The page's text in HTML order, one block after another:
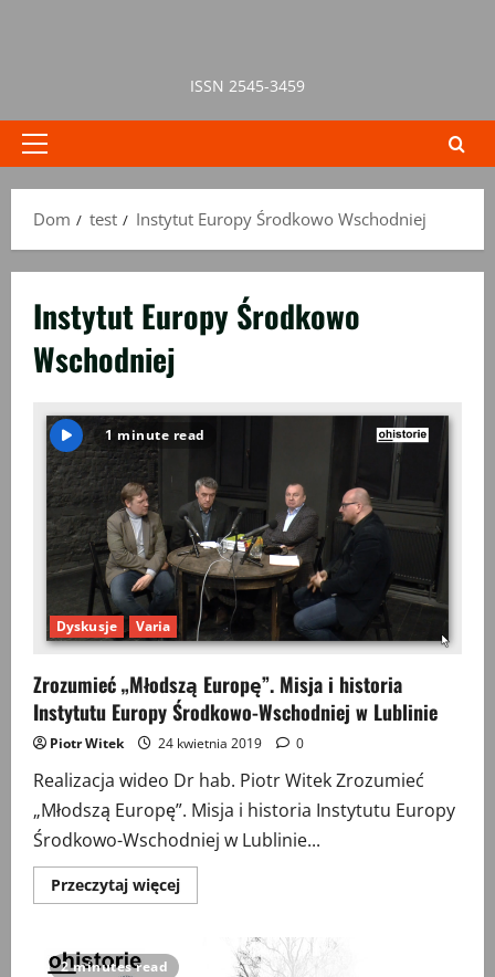
ISSN 2545-3459
Menu
Dom
test Instytut Europy Środkowo Wschodniej
Instytut Europy Środkowo
Wschodniej
1 minute read
Dyskusje Varia
Zrozumieć „Młodszą Europę”. Misja i historia
Instytutu Europy Środkowo-Wschodniej w Lublinie
Piotr Witek 24 kwietnia 2019 0
Realizacja wideo Dr hab. Piotr Witek Zrozumieć
„Młodszą Europę”. Misja i historia Instytutu Europy
Środkowo-Wschodniej w Lublinie...
Przeczytaj więcejPrzeczytaj
więcej
„Młodszą
Europę”.
2 minutes read